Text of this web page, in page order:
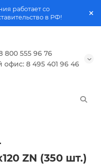
работает со
в РФ!
800 555 96 76
офис: 8 495 401 96 46
ZN (350 шт.)